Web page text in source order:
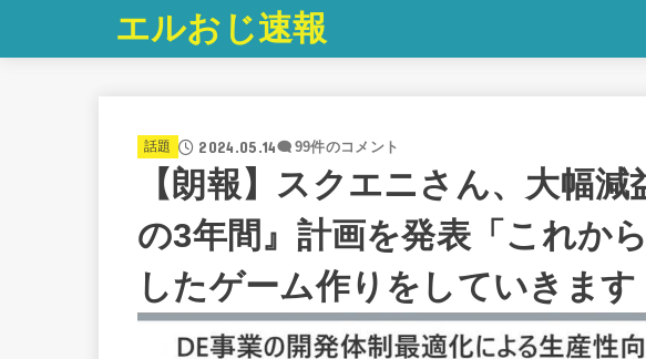
エルおじ速報
話題 2024.05.14 99件のコメント
【朗報】スクエニさん、大幅
の3年間』計画を発表「これか
したゲーム作りをしていきます